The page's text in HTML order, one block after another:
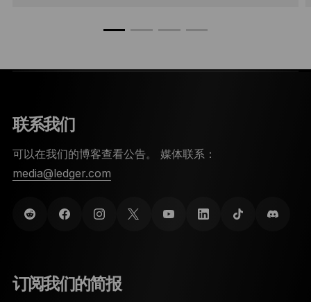
联系我们
可以在我们的博客查看公告。 媒体联系：
media@ledger.com
订阅我们的简报